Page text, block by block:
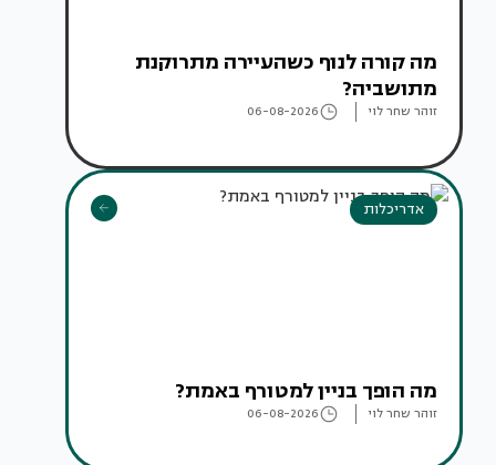
מה קורה לנוף כשהעיירה מתרוקנת
מתושביה?
זוהר שחר לוי 06-08-2026
אדריכלות
מה הופך בניין למטורף באמת?
זוהר שחר לוי 06-08-2026